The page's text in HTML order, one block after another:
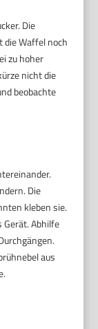
Die
die Waffel noch
zu hoher
nicht die
beobachte
Die
kleben sie.
Gerät. Abhilfe
aus